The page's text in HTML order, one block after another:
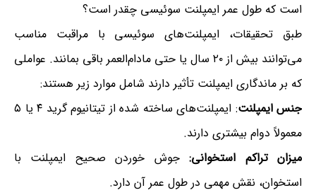
است که طول عمر ایمپلنت سوئیسی چقدر است؟
طبق تحقیقات، ایمپلنت‌های سوئیسی با مراقبت مناسب
می‌توانند بیش از ۲۰ سال یا حتی مادام‌العمر باقی بمانند. عواملی
که بر ماندگاری ایمپلنت تأثیر دارند شامل موارد زیر هستند:
جنس ایمپلنت
: ایمپلنت‌های ساخته شده از تیتانیوم گرید ۴ یا ۵
معمولاً دوام بیشتری دارند.
میزان تراکم استخوانی:جوش خوردن صحیح ایمپلنت با
استخوان، نقش مهمی در طول عمر آن دارد.